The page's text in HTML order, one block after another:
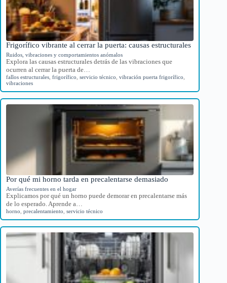
Frigorífico vibrante al cerrar la puerta: causas estructurales
Ruidos, vibraciones y comportamientos anómalos
Explora las causas estructurales detrás de las vibraciones que
ocurren al cerrar la puerta de…
fallos estructurales frigorífico servicio técnico vibración puerta frigorífico
vibraciones
Por qué mi horno tarda en precalentarse demasiado
Averías frecuentes en el hogar
Explicamos por qué un horno puede demorar en precalentarse más
de lo esperado. Aprende a…
horno precalentamiento servicio técnico